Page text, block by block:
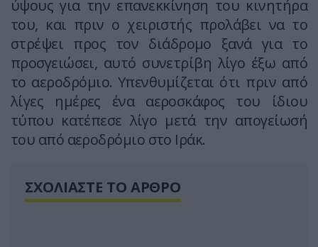
ύψους για την επανεκκίνηση του κινητήρα
του, και πριν ο χειριστής προλάβει να το
στρέψει προς τον διάδρομο ξανά για το
προσγειώσει, αυτό συνετρίβη λίγο έξω από
το αεροδρόμιο. Υπενθυμίζεται ότι πριν από
λίγες ημέρες ένα αεροσκάφος του ίδιου
τύπου κατέπεσε λίγο μετά την απογείωσή
του από αεροδρόμιο στο Ιράκ.
ΣΧΟΛΙΑΣΤΕ ΤΟ ΑΡΘΡΟ